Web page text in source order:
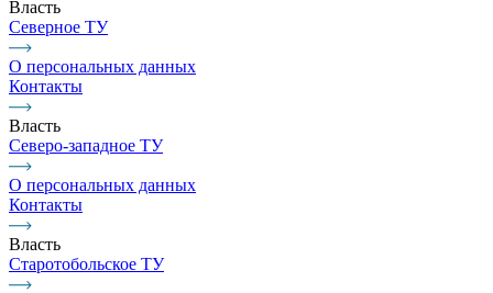
Власть
Северное ТУ
О персональных данных
Контакты
Власть
Северо-западное ТУ
О персональных данных
Контакты
Власть
Старотобольское ТУ